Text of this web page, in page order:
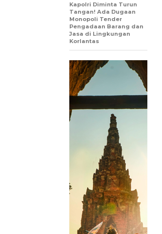
Kapolri Diminta Turun
Tangan! Ada Dugaan
Monopoli Tender
Pengadaan Barang dan
Jasa di Lingkungan
Korlantas